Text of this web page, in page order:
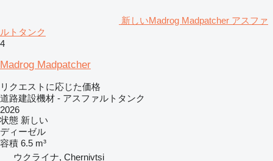
新しいMadrog Madpatcher アスファ
ルトタンク
4
Madrog Madpatcher
リクエストに応じた価格
道路建設機材 - アスファルトタンク
2026
状態 新しい
ディーゼル
容積 6.5 m³
ウクライナ, Chernivtsi